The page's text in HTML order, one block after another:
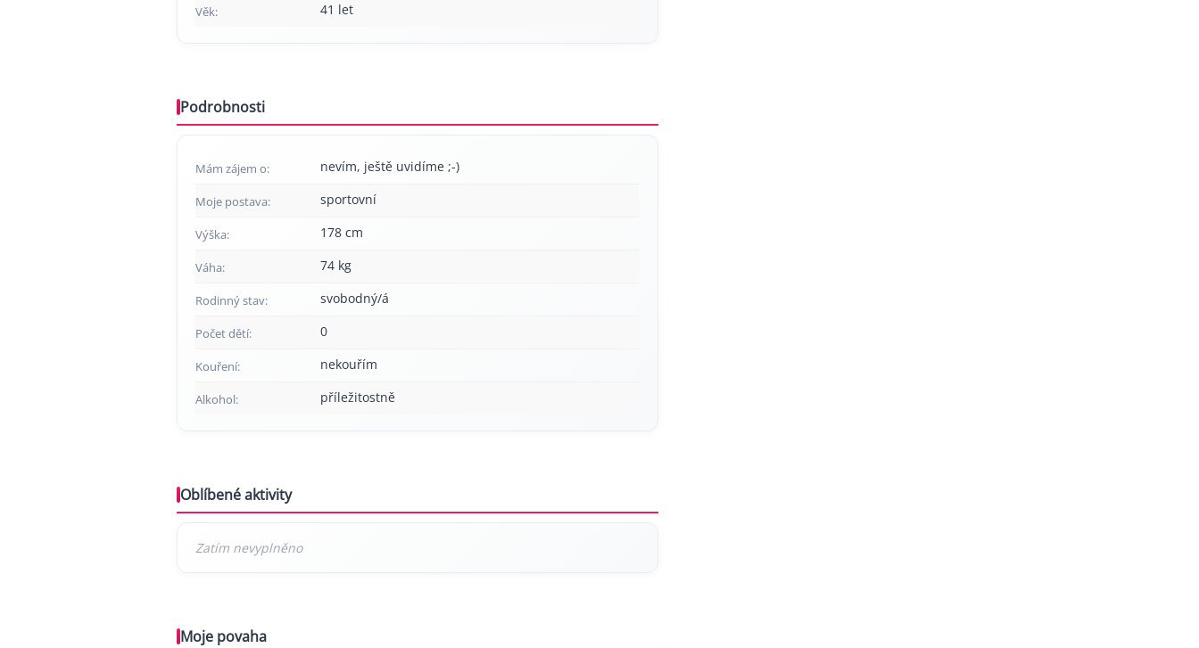
Věk: 41 let
Podrobnosti
Mám zájem o: nevím, ještě uvidíme ;-)
Moje postava: sportovní
Výška: 178 cm
Váha: 74 kg
Rodinný stav: svobodný/á
Počet dětí: 0
Kouření: nekouřím
Alkohol: příležitostně
Oblíbené aktivity
Moje povaha